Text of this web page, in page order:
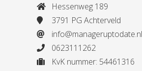
Hessenweg 189
3791 PG Achterveld
info@manageruptodate.nl
0623111262
KvK nummer: 54461316